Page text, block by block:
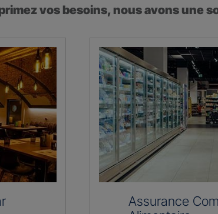
vos besoins, nous avons une
Assurance